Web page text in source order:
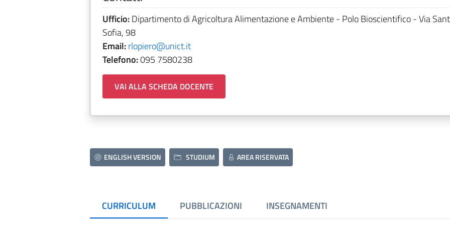
Ufficio:Dipartimento di Agricoltura Alimentazione e Ambiente - Polo Bioscientifico - Via
Sofia, 98
Email:rlopiero@unict.it
Telefono:095 7580238
VAI ALLA SCHEDA DOCENTE
ENGLISH VERSION STUDIUM AREA RISERVATA
CURRICULUM PUBBLICAZIONI INSEGNAMENTI